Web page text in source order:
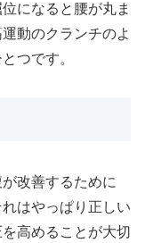
になると腰が丸ま
動のクランチのよ
つです。
改善するために
はやっぱり正しい
高めることが大切